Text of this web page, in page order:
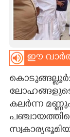
ART
CARTOONS
LITERATURE
ZOOM
ഈ
കൊടുങ്ങല്ലൂർ:
ലോഹങ്ങളുടെ
കലർന്ന